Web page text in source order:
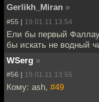
Gerlikh_Miran »
#55 | 19.01.11 13:54
Ели бы первый
бы искать не водный
WSerg »
#56 | 19.01.11 13:55
Кому: ash, #49